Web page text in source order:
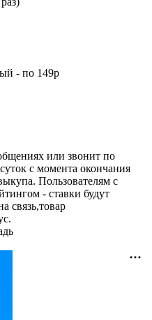
- по 149р
или звонит по
с момента окончания
Пользователям с
- ставки будут
связь,товар